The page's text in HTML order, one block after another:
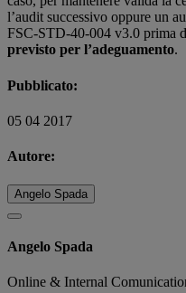
l’audit successivo oppure un
FSC-STD-40-004 v3.0 prima
previsto per l’adeguamento.
Pubblicato:
05 04 2017
Autore:
Angelo Spada
Angelo Spada
Online & Internal